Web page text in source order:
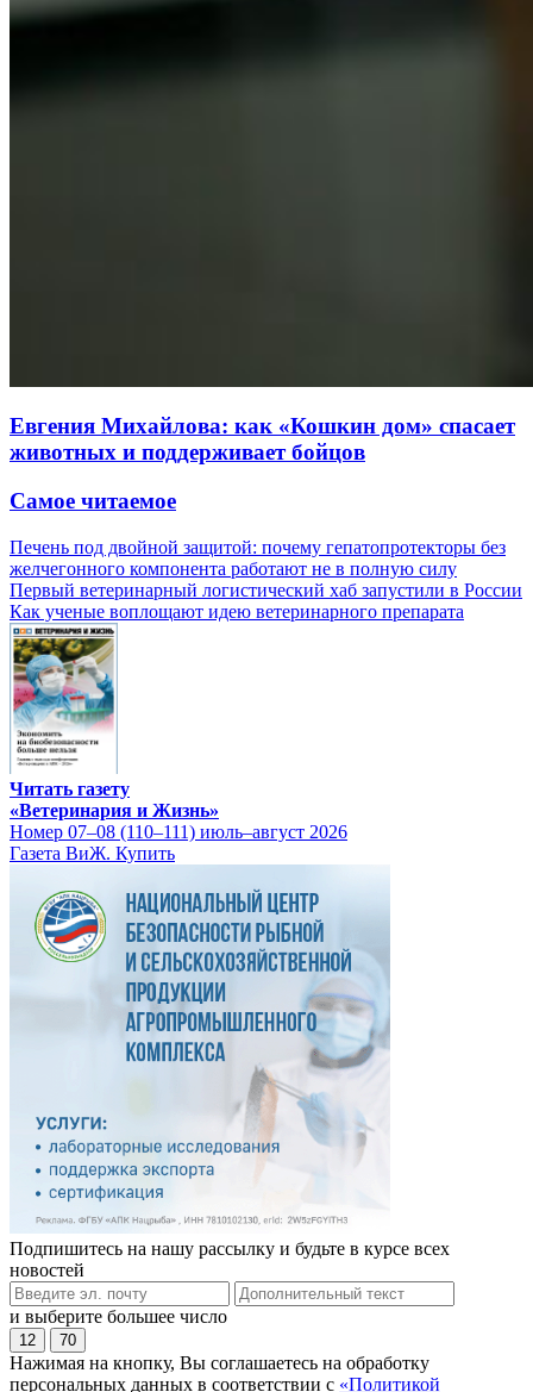
Евгения Михайлова: как «Кошкин дом» спасает
животных и поддерживает бойцов
Самое читаемое
Печень под двойной защитой: почему гепатопротекторы без
желчегонного компонента работают не в полную силу
Первый ветеринарный логистический хаб запустили в России
Как ученые воплощают идею ветеринарного препарата
Читать газету
«Ветеринария и Жизнь»
Номер 07–08 (110–111) июль–август 2026
Газета ВиЖ. Купить
Подпишитесь на нашу рассылку и будьте в курсе всех
новостей
и выберите большее число
12 70
Нажимая на кнопку, Вы соглашаетесь на обработку
персональных данных в соответствии с «Политикой